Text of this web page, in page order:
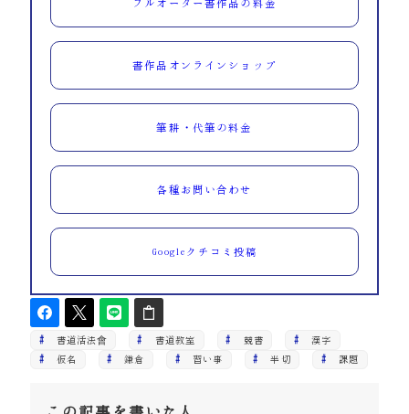
フルオーダー書作品の料金
書作品オンラインショップ
筆耕・代筆の料金
各種お問い合わせ
Googleクチコミ投稿
書道活法會 書道教室 競書 漢字
仮名 鎌倉 習い事 半切 課題